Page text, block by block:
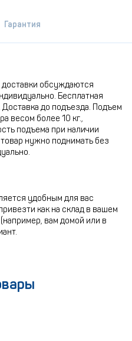
Гарантия
доставки обсуждаются
Бесплатная
до подъезда. Подъем
весом более 10 кг.,
подъема при наличии
нужно поднимать без
удобным для вас
как на склад в вашем
вам домой или в